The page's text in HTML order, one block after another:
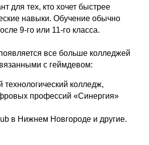
для тех, кто хочет быстрее
навыки. Обучение обычно
9-го или 11-го класса.
все больше колледжей
с геймдевом:
технологический колледж,
профессий «Синергия»
в Нижнем Новгороде и другие.